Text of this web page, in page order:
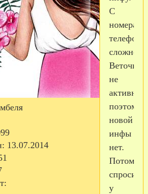
: 13.07.2014
С
номерами
сложнее.
Веточка
не
активна,
поэтому
новой
инфы
нет.
Потом
спросите
у